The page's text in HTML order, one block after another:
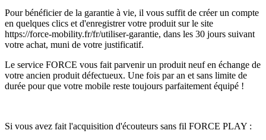
Pour bénéficier de la garantie à vie, il vous suffit de créer un compte
en quelques clics et d'enregistrer votre produit sur le site
https://force-mobility.fr/fr/utiliser-garantie, dans les 30 jours suivant
votre achat, muni de votre justificatif.
Le service FORCE vous fait parvenir un produit neuf en échange de
votre ancien produit défectueux. Une fois par an et sans limite de
durée pour que votre mobile reste toujours parfaitement équipé !
Si vous avez fait l'acquisition d'écouteurs sans fil FORCE PLAY :